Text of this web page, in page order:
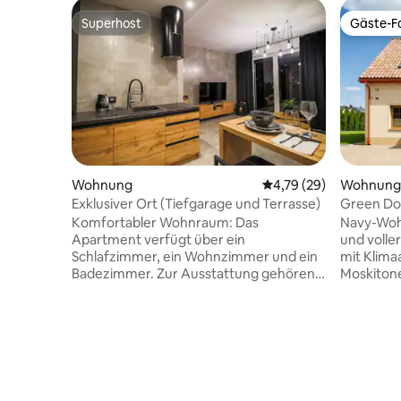
Superhost
Superhost
Wohnung Durchschnittliche
4,79 (29)
Exklusiver Ort (Tiefgarage und Terrasse)
Komfortabler Wohnraum: Das
Apartment verfügt über ein
Schlafzimmer, ein Wohnzimmer und ein
Badezimmer. Zur Ausstattung gehören
Gäste-
Gäste-
Wohnung
Green
Navy-
und
mit